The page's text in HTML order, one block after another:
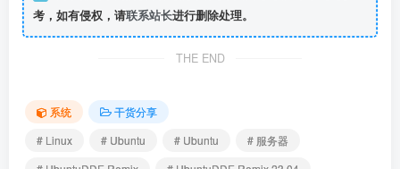
考，如有侵权，请联系站长进行删除处理。
THE END
系统
干货分享
# Linux
# Ubuntu # Ubuntu
# 服务器